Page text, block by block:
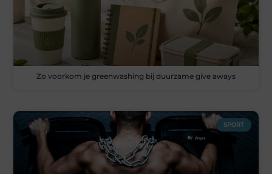
Zo voorkom je greenwashing bij duurzame give aways
SPORT